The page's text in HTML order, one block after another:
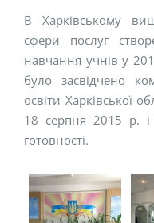
В Харківському
сфери послуг
навчання учнів у
було засвідчено
освіти Харківської
18 серпня 2015 р.
готовності.